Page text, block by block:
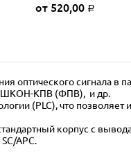
от 520,00 Р
оптического сигнала в
ШКОН-КПВ (ФПВ), и др.
(PLC), что
корпус с
APC.